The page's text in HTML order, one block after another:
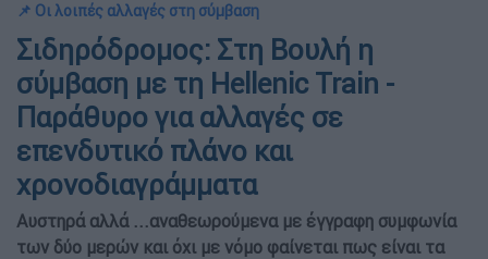
📌 Οι λοιπές αλλαγές στη σύμβαση
Σιδηρόδρομος: Στη Βουλή η
σύμβαση με τη Hellenic Train -
Παράθυρο για αλλαγές σε
επενδυτικό πλάνο και
χρονοδιαγράμματα
Αυστηρά αλλά ...αναθεωρούμενα με έγγραφη συμφωνία
των δύο μερών και όχι με νόμο φαίνεται πως είναι τα